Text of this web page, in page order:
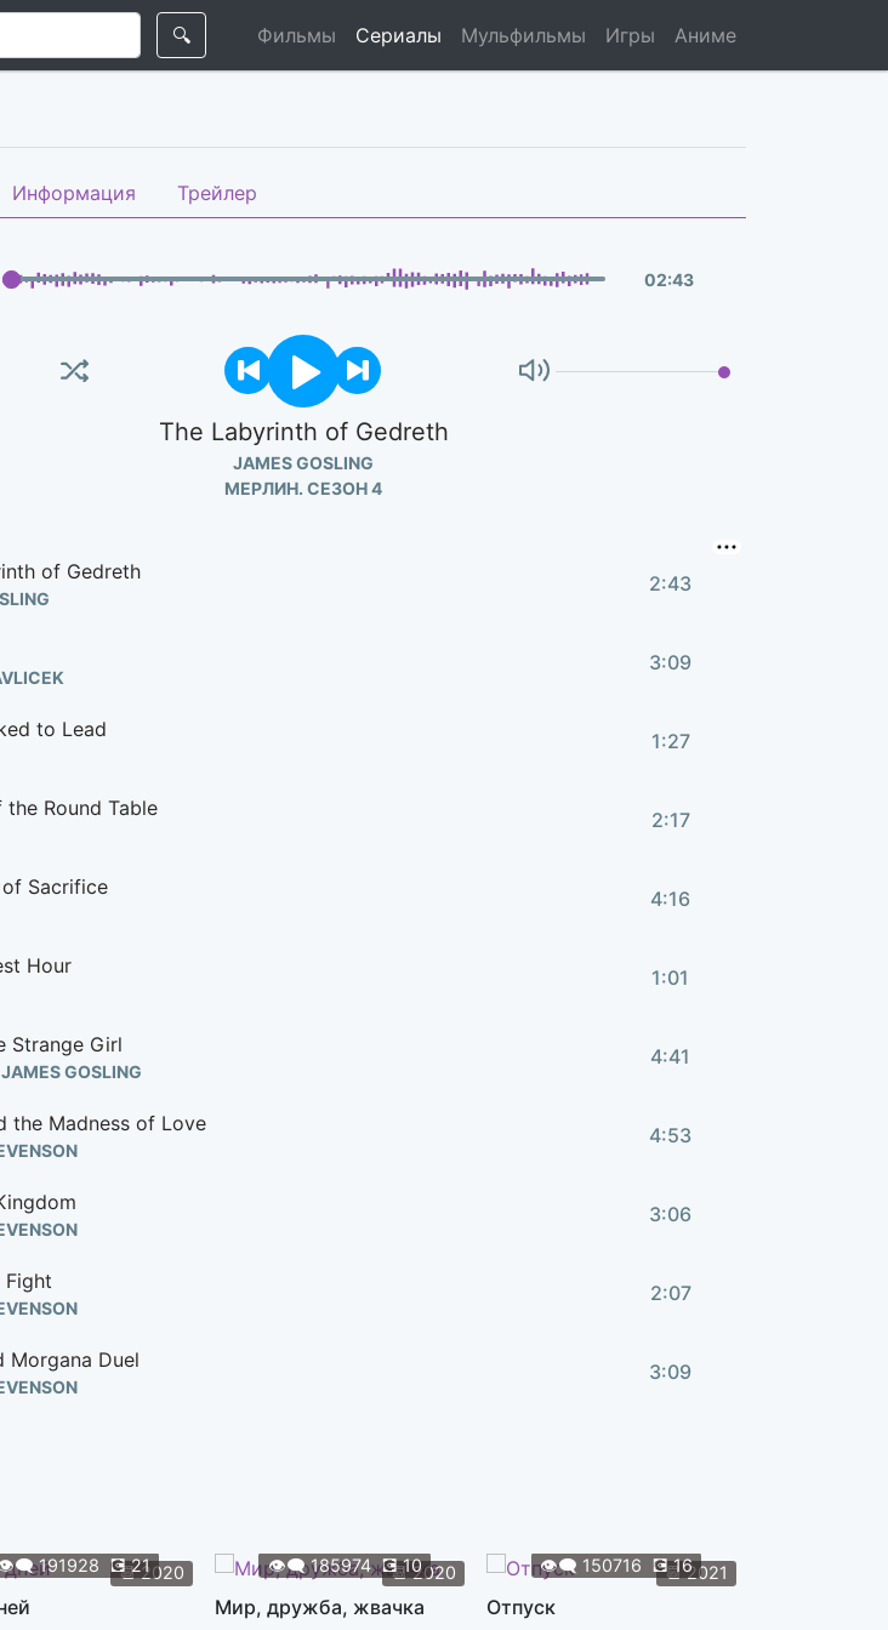
🔍 Фильмы Сериалы Мульфильмы Игры Аниме
Информация Трейлер
02:43
The Labyrinth of Gedreth
JAMES GOSLING
МЕРЛИН. СЕЗОН 4
of Gedreth 2:43
3:09
to Lead 1:27
the Round Table 2:17
Sacrifice 4:16
Hour 1:01
Strange Girl
GOSLING
4:41
the Madness of Love 4:53
3:06
Fight 2:07
Morgana Duel 3:09
📆2020
191928 💽21 📆2020
👁️‍🗨️185974 💽10
Мир, дружба, жвачка
📆2021
👁️‍🗨️ 150716 💽16
Отпуск